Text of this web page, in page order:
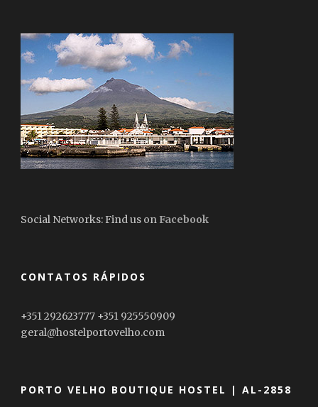
Social Networks: Find us on Facebook
CONTATOS RÁPIDOS
+351 292623777 +351 925550909
geral@hostelportovelho.com
PORTO VELHO BOUTIQUE HOSTEL | AL-2858